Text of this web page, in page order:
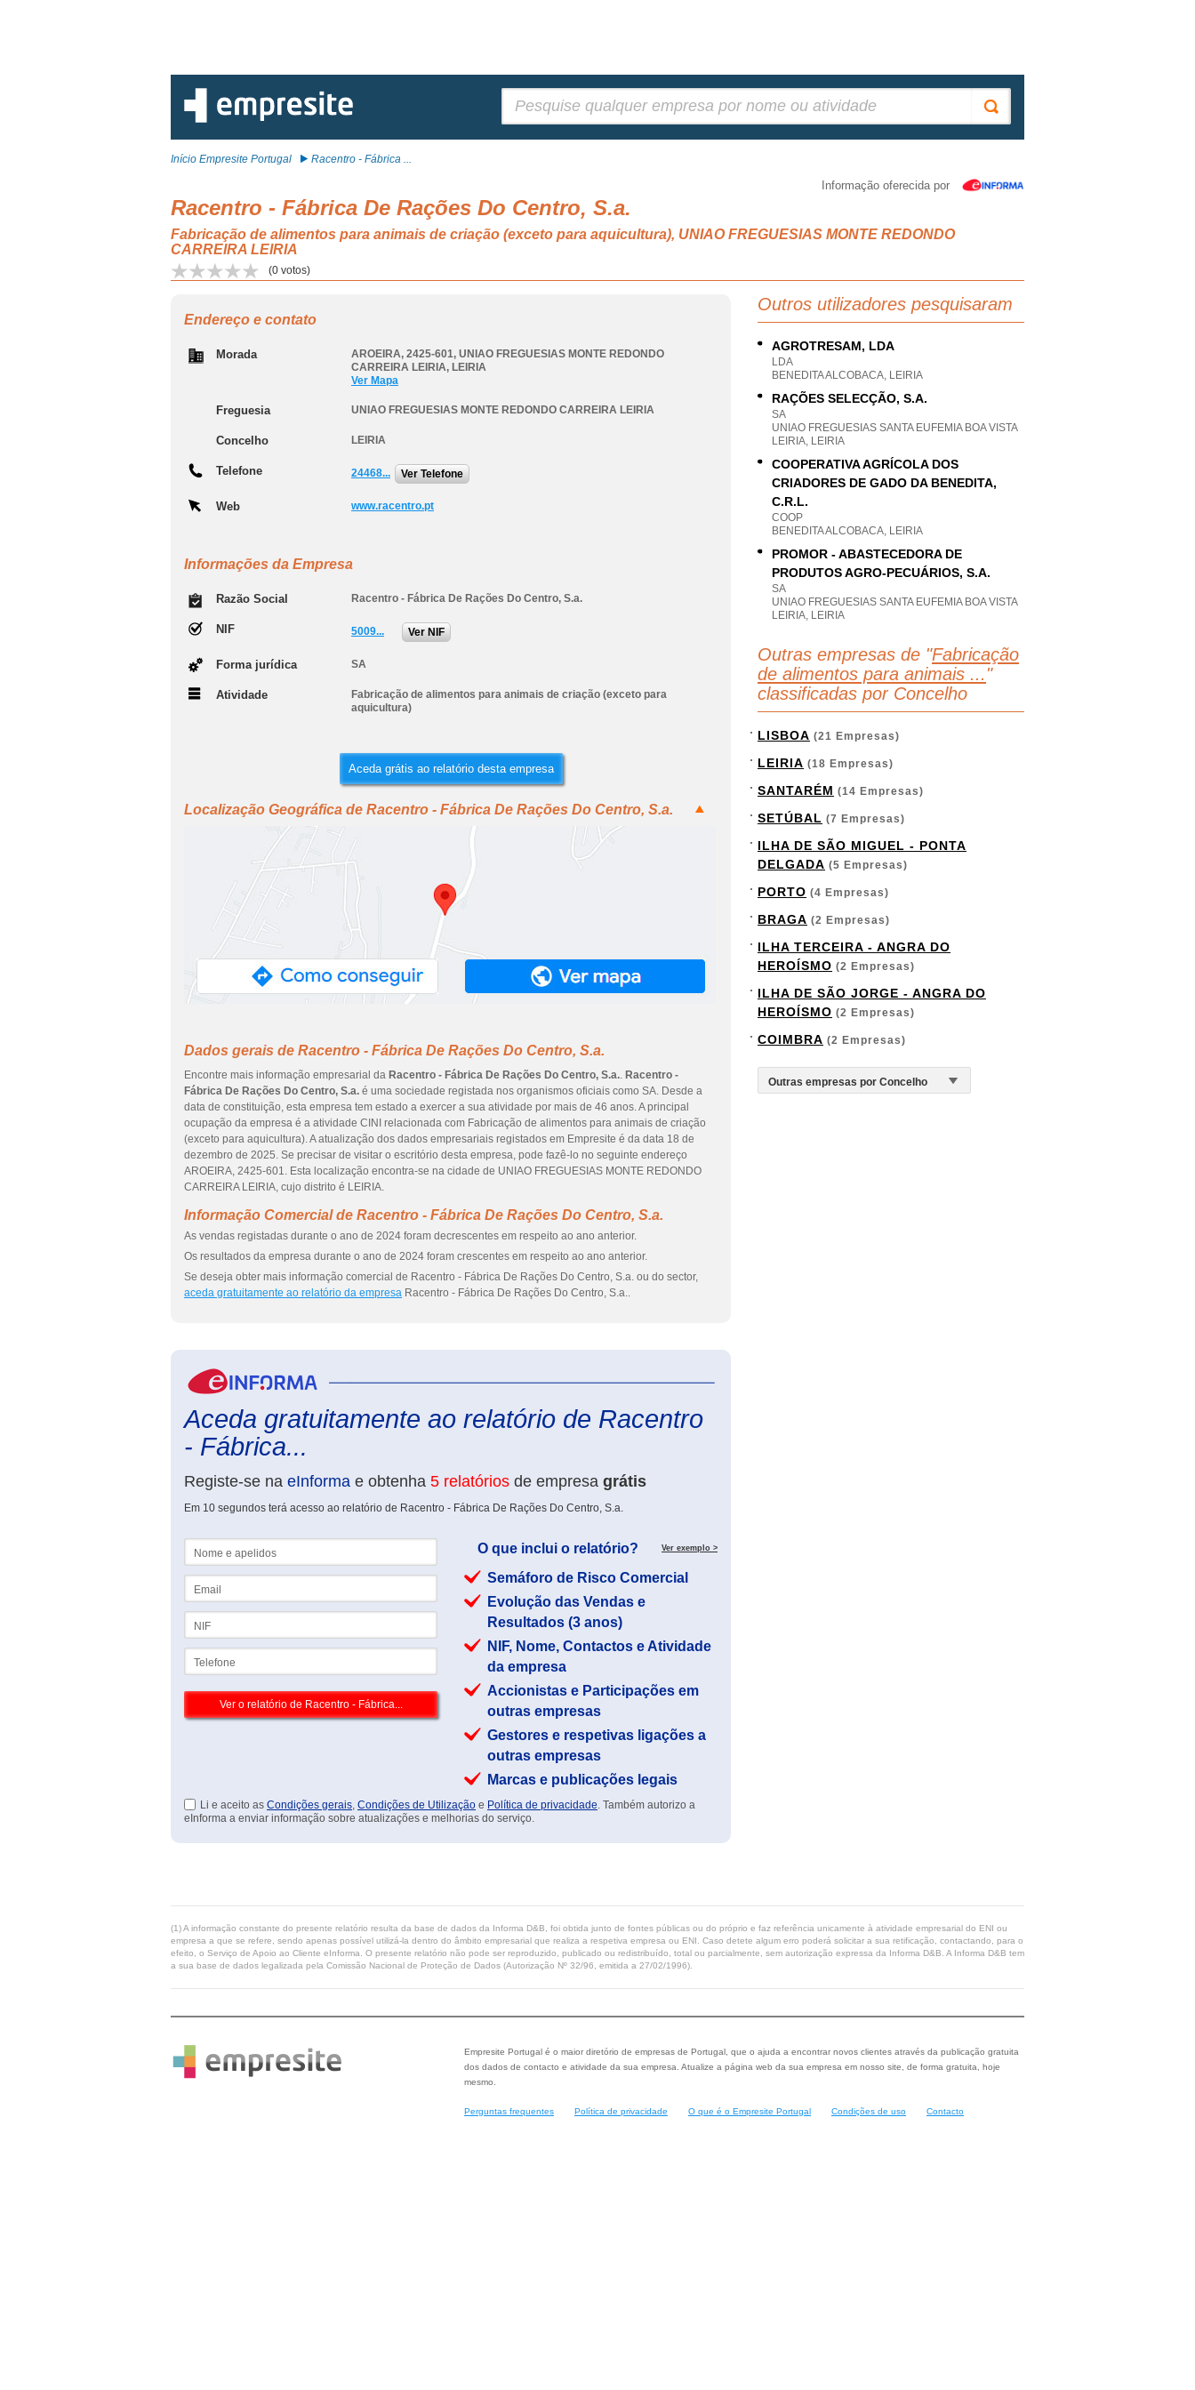
Início Empresite Portugal Racentro - Fábrica ...
Informação oferecida por
Racentro - Fábrica De Rações Do Centro, S.a.
Fabricação de alimentos para animais de criação (exceto para aquicultura), UNIAO FREGUESIAS MONTE REDONDO
CARREIRA LEIRIA
(0 votos)
Endereço e contato
Morada AROEIRA, 2425-601, UNIAO FREGUESIAS MONTE REDONDO
CARREIRA LEIRIA, LEIRIA
Ver Mapa
Freguesia UNIAO FREGUESIAS MONTE REDONDO CARREIRA LEIRIA
Concelho LEIRIA
Telefone 24468... Ver Telefone
Web www.racentro.pt
Informações da Empresa
Razão Social Racentro - Fábrica De Rações Do Centro, S.a.
NIF 5009... Ver NIF
Forma jurídica SA
Atividade
Fabricação de alimentos para animais de criação (exceto para
aquicultura)
Aceda grátis ao relatório desta empresa
Localização Geográfica de Racentro - Fábrica De Rações Do Centro, S.a.
Dados gerais de Racentro - Fábrica De Rações Do Centro, S.a.
Encontre mais informação empresarial da Racentro - Fábrica De Rações Do Centro, S.a.. Racentro -
Fábrica De Rações Do Centro, S.a. é uma sociedade registada nos organismos oficiais como SA. Desde a
data de constituição, esta empresa tem estado a exercer a sua atividade por mais de 46 anos. A principal
ocupação da empresa é a atividade CINI relacionada com Fabricação de alimentos para animais de criação
(exceto para aquicultura). A atualização dos dados empresariais registados em Empresite é da data 18 de
dezembro de 2025. Se precisar de visitar o escritório desta empresa, pode fazê-lo no seguinte endereço
AROEIRA, 2425-601. Esta localização encontra-se na cidade de UNIAO FREGUESIAS MONTE REDONDO
CARREIRA LEIRIA, cujo distrito é LEIRIA.
Informação Comercial de Racentro - Fábrica De Rações Do Centro, S.a.
As vendas registadas durante o ano de 2024 foram decrescentes em respeito ao ano anterior.
Os resultados da empresa durante o ano de 2024 foram crescentes em respeito ao ano anterior.
Se deseja obter mais informação comercial de Racentro - Fábrica De Rações Do Centro, S.a. ou do sector,
aceda gratuitamente ao relatório da empresa Racentro - Fábrica De Rações Do Centro, S.a..
Aceda gratuitamente ao relatório de Racentro
- Fábrica...
Registe-se na eInforma e obtenha 5 relatórios de empresa grátis
Em 10 segundos terá acesso ao relatório de Racentro - Fábrica De Rações Do Centro, S.a.
O que inclui o relatório? Ver exemplo >
Semáforo de Risco Comercial
Evolução das Vendas e
Resultados (3 anos)
NIF, Nome, Contactos e Atividade
da empresa
Accionistas e Participações em
outras empresas
Gestores e respetivas ligações a
outras empresas
Marcas e publicações legais
Li e aceito as Condições gerais, Condições de Utilização e Política de privacidade. Também autorizo a
eInforma a enviar informação sobre atualizações e melhorias do serviço.
Outros utilizadores pesquisaram
AGROTRESAM, LDA
LDA
BENEDITA ALCOBACA, LEIRIA
RAÇÕES SELECÇÃO, S.A.
SA
UNIAO FREGUESIAS SANTA EUFEMIA BOA VISTA
LEIRIA, LEIRIA
COOPERATIVA AGRÍCOLA DOS
CRIADORES DE GADO DA BENEDITA,
C.R.L.
COOP
BENEDITA ALCOBACA, LEIRIA
PROMOR - ABASTECEDORA DE
PRODUTOS AGRO-PECUÁRIOS, S.A.
SA
UNIAO FREGUESIAS SANTA EUFEMIA BOA VISTA
LEIRIA, LEIRIA
Outras empresas de "Fabricação
de alimentos para animais ... "
classificadas por Concelho
LISBOA (21 Empresas)
LEIRIA (18 Empresas)
SANTARÉM (14 Empresas)
SETÚBAL (7 Empresas)
ILHA DE SÃO MIGUEL - PONTA
DELGADA (5 Empresas)
PORTO (4 Empresas)
BRAGA (2 Empresas)
ILHA TERCEIRA - ANGRA DO
HEROÍSMO (2 Empresas)
ILHA DE SÃO JORGE - ANGRA DO
HEROÍSMO (2 Empresas)
COIMBRA (2 Empresas)
(1) A informação constante do presente relatório resulta da base de dados da Informa D&B, foi obtida junto de fontes públicas ou do próprio e faz referência unicamente à atividade empresarial do ENI ou
empresa a que se refere, sendo apenas possível utilizá-la dentro do âmbito empresarial que realiza a respetiva empresa ou ENI. Caso detete algum erro poderá solicitar a sua retificação, contactando, para o
efeito, o Serviço de Apoio ao Cliente eInforma. O presente relatório não pode ser reproduzido, publicado ou redistribuído, total ou parcialmente, sem autorização expressa da Informa D&B. A Informa D&B tem
a sua base de dados legalizada pela Comissão Nacional de Proteção de Dados (Autorização Nº 32/96, emitida a 27/02/1996).
Empresite Portugal é o maior diretório de empresas de Portugal, que o ajuda a encontrar novos clientes através da publicação gratuita
dos dados de contacto e atividade da sua empresa. Atualize a página web da sua empresa em nosso site, de forma gratuita, hoje
mesmo.
Perguntas frequentes Política de privacidade O que é o Empresite Portugal Condições de uso Contacto